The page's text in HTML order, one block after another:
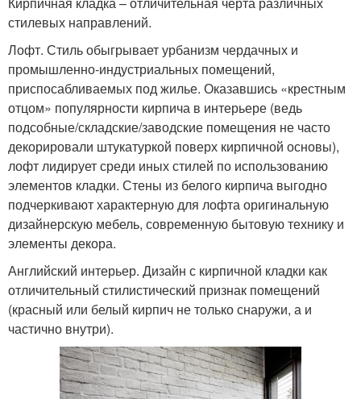
стилевых направлений.
Лофт. Стиль обыгрывает урбанизм чердачных и
промышленно-индустриальных помещений,
приспосабливаемых под жилье. Оказавшись «крестным
отцом» популярности кирпича в интерьере (ведь
подсобные/складские/заводские помещения не часто
декорировали штукатуркой поверх кирпичной основы),
лофт лидирует среди иных стилей по использованию
элементов кладки. Стены из белого кирпича выгодно
подчеркивают характерную для лофта оригинальную
дизайнерскую мебель, современную бытовую технику и
элементы декора.
Английский интерьер. Дизайн с кирпичной кладки как
отличительный стилистический признак помещений
(красный или белый кирпич не только снаружи, а и
частично внутри).